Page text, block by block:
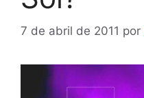
7 de abril de 2011 por